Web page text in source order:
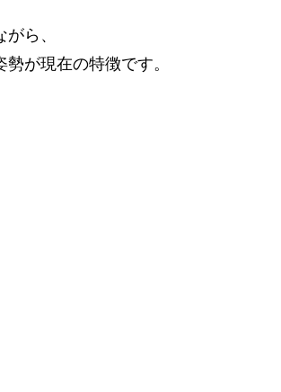
ら、
が現在の特徴です。